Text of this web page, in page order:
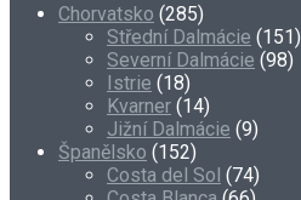
Chorvatsko (285)
Střední Dalmácie (151)
Severní Dalmácie (98)
Istrie (18)
Kvarner (14)
Jižní Dalmácie (9)
Španělsko (152)
Costa del Sol (74)